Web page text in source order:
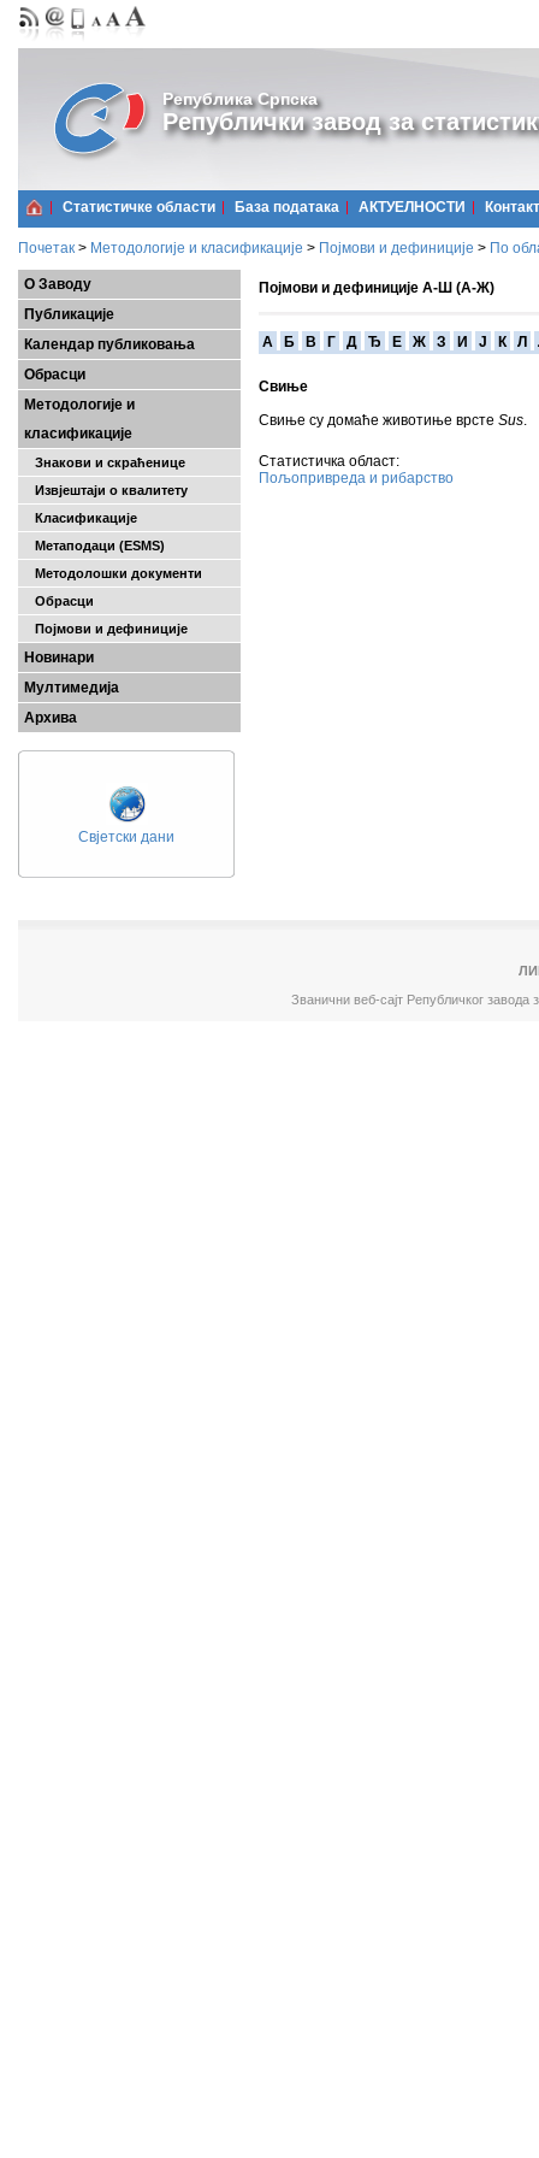
Република Српска
Републички завод за
Статистичке области Базa података АКТУЕЛНОСТИ Контакт
Почетак > Методологије и класификације > Појмови и дефиниције > По
О Заводу
Публикације
Календар публиковања
Обрасци
Методологије и
класификације
Знакови и скраћенице
Извјештаји о квалитету
Класификације
Метаподаци (ESMS)
Методолошки документи
Обрасци
Појмови и дефиниције
Новинари
Мултимедија
Архива
Свјетски дани
Појмови и дефиниције А-Ш (А-Ж)
A Б В Г Д Ђ Е Ж З И Ј К Л
Свињe
Свиње су домаће животиње врсте Sus.
Статистичка област:
Пољопривреда и рибарство
Званични веб-сајт Републичког